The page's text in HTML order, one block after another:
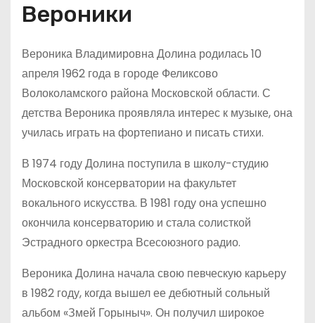
Вероники
Вероника Владимировна Долина родилась 10
апреля 1962 года в городе Феликсово
Волоколамского района Московской области. С
детства Вероника проявляла интерес к музыке, она
училась играть на фортепиано и писать стихи.
В 1974 году Долина поступила в школу-студию
Московской консерватории на факультет
вокального искусства. В 1981 году она успешно
окончила консерваторию и стала солисткой
Эстрадного оркестра Всесоюзного радио.
Вероника Долина начала свою певческую карьеру
в 1982 году, когда вышел ее дебютный сольный
альбом «Змей Горыныч». Он получил широкое